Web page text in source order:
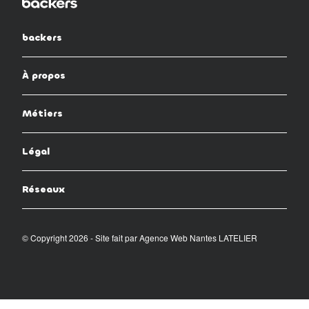
backers
À propos
Métiers
Légal
Réseaux
© Copyright 2026 - Site fait parAgence Web Nantes LATELIER